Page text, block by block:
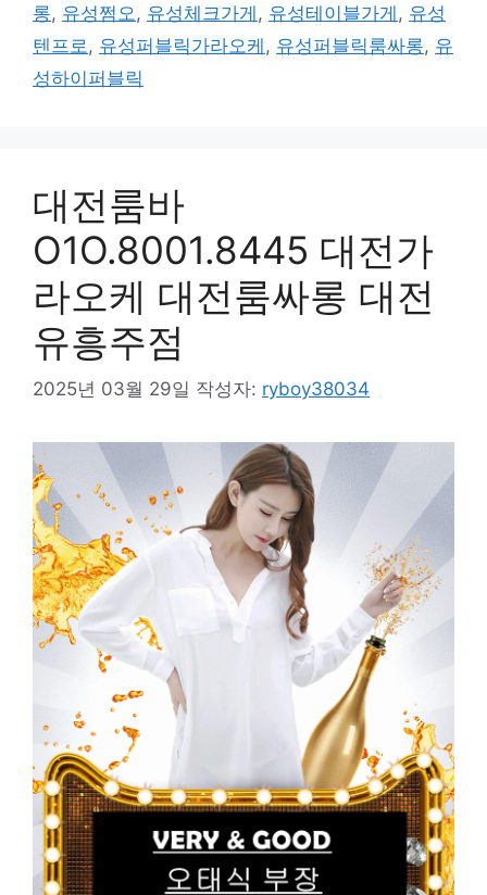
롱, 유성쩜오 , 유성체크가게 , 유성테이블가게 , 유성
텐프로 , 유성퍼블릭가라오케 , 유성퍼블릭룸싸롱, 유
성하이퍼블릭
대전룸바
O1O.8001.8445 대전가
라오케 대전룸싸롱 대전
유흥주점
2025년 03월 29일 작성자: ryboy38034